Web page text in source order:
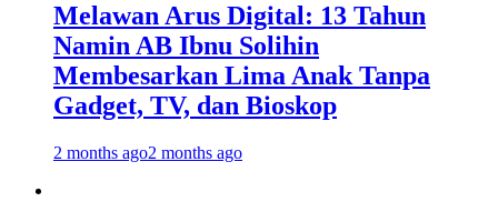
Melawan Arus Digital: 13 Tahun
Namin AB Ibnu Solihin
Membesarkan Lima Anak Tanpa
Gadget, TV, dan Bioskop
2 months ago2 months ago